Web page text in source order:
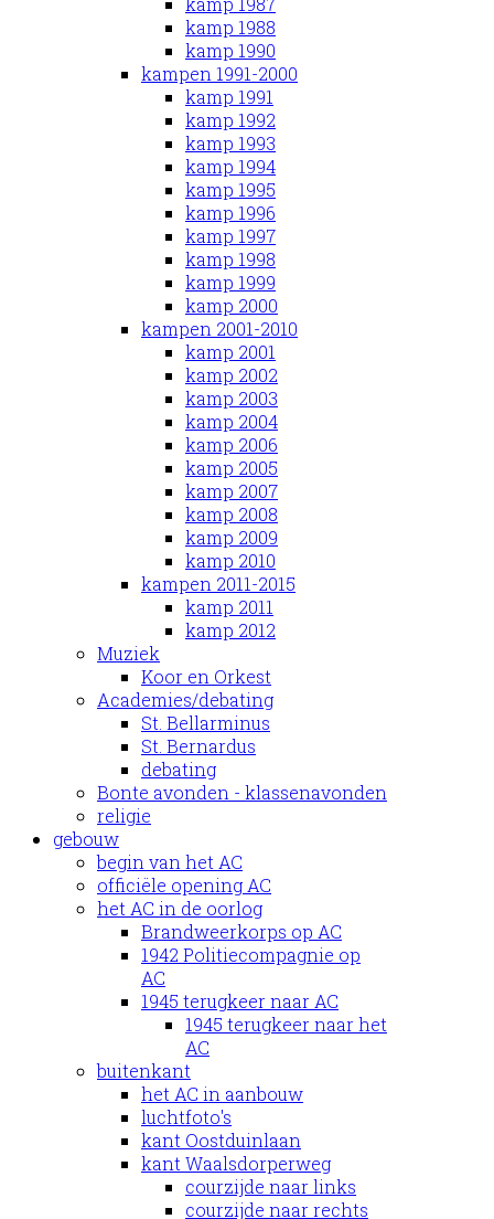
kamp 1988
kamp 1990
kampen 1991-2000
kamp 1991
kamp 1992
kamp 1993
kamp 1994
kamp 1995
kamp 1996
kamp 1997
kamp 1998
kamp 1999
kamp 2000
kampen 2001-2010
kamp 2001
kamp 2002
kamp 2003
kamp 2004
kamp 2006
kamp 2005
kamp 2007
kamp 2008
kamp 2009
kamp 2010
kampen 2011-2015
kamp 2011
kamp 2012
Muziek
Koor en Orkest
Academies/debating
St. Bellarminus
St. Bernardus
debating
Bonte avonden - klassenavonden
religie
gebouw
begin van het AC
officiële opening AC
het AC in de oorlog
Brandweerkorps op AC
1942 Politiecompagnie op
AC
1945 terugkeer naar AC
1945 terugkeer naar het
AC
buitenkant
het AC in aanbouw
luchtfoto's
kant Oostduinlaan
kant Waalsdorperweg
courzijde naar links
courzijde naar rechts